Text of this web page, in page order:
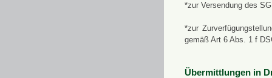
*zur Versendung des
*zur
gemäß Art 6 Abs. 1 f
Übermittlungen in